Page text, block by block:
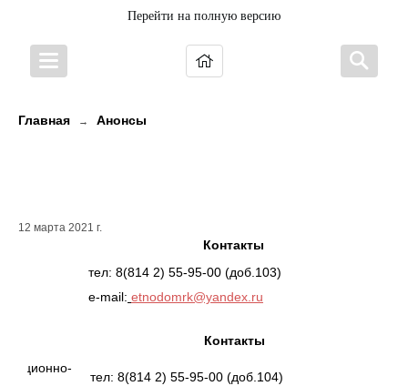
Перейти на полную версию
Главная → Анонсы
12 марта 2021 г.
Контакты
тел: 8(814 2) 55-95-00 (доб.103)
e-mail: etnodomrk@yandex.ru
Контакты
тел: 8(814 2) 55-95-00 (доб.104)